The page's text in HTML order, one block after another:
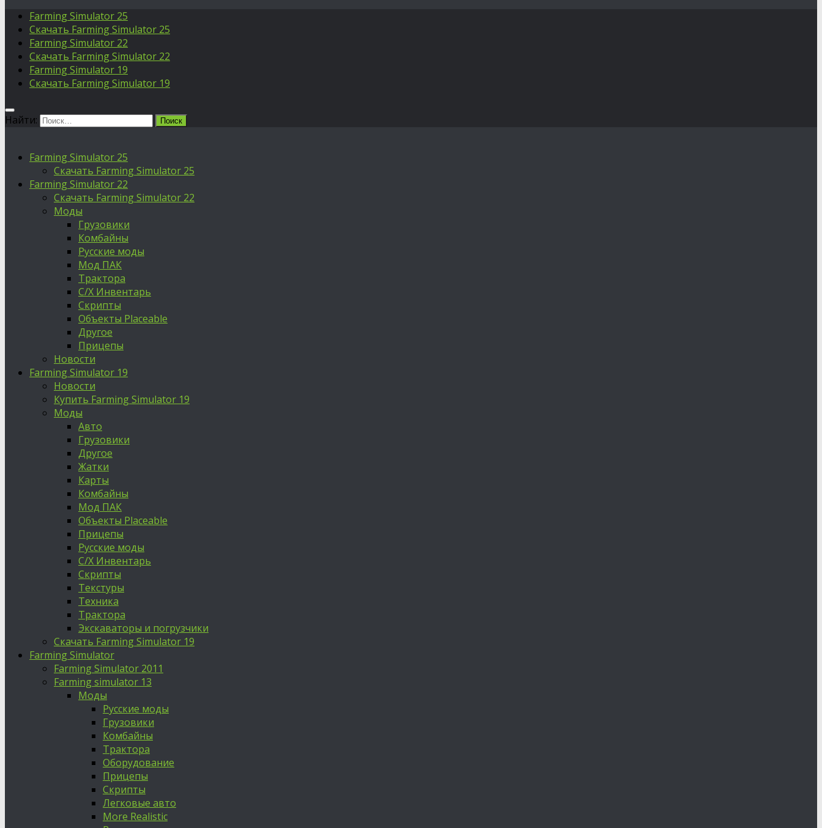
Farming Simulator 25
Скачать Farming Simulator 25
Farming Simulator 22
Скачать Farming Simulator 22
Farming Simulator 19
Скачать Farming Simulator 19
Найти:
Farming Simulator 25
Скачать Farming Simulator 25
Farming Simulator 22
Скачать Farming Simulator 22
Моды
Грузовики
Комбайны
Русские моды
Мод ПАК
Трактора
С/Х Инвентарь
Скрипты
Объекты Placeable
Другое
Прицепы
Новости
Farming Simulator 19
Новости
Купить Farming Simulator 19
Моды
Авто
Грузовики
Другое
Жатки
Карты
Комбайны
Мод ПАК
Объекты Placeable
Прицепы
Русские моды
С/Х Инвентарь
Скрипты
Текстуры
Техника
Трактора
Экскаваторы и погрузчики
Скачать Farming Simulator 19
Farming Simulator
Farming Simulator 2011
Farming simulator 13
Моды
Русские моды
Грузовики
Комбайны
Трактора
Оборудование
Прицепы
Скрипты
Легковые авто
More Realistic